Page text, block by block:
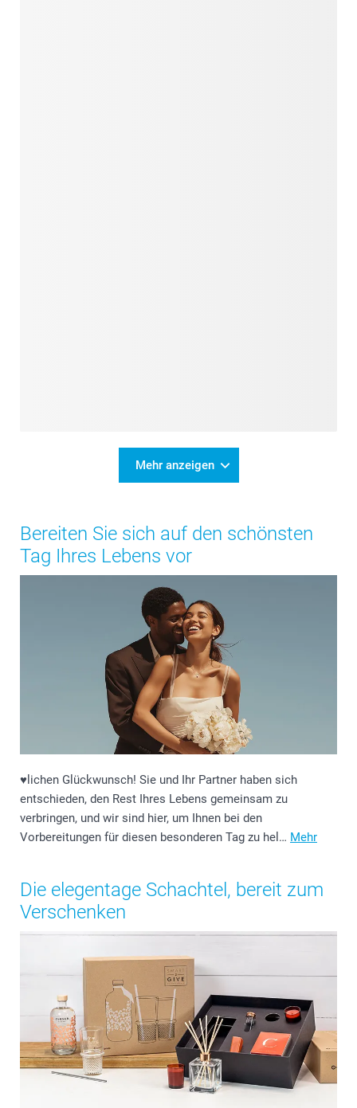
Mehr anzeigen
Bereiten Sie sich auf den schönsten
Tag Ihres Lebens vor
♥️lichen Glückwunsch! Sie und Ihr Partner haben sich
entschieden, den Rest Ihres Lebens gemeinsam zu
verbringen, und wir sind hier, um Ihnen bei den
Vorbereitungen für diesen besonderen Tag zu hel… Mehr
Die elegentage Schachtel, bereit zum
Verschenken